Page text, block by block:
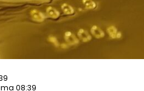
08:39